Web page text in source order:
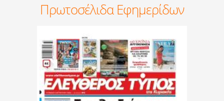
Πρωτοσέλιδα Εφημερίδων